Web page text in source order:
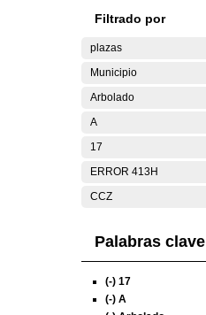
Filtrado por
plazas
Municipio
Arbolado
A
17
ERROR 413H
CCZ
Palabras clave
(-) 17
(-) A